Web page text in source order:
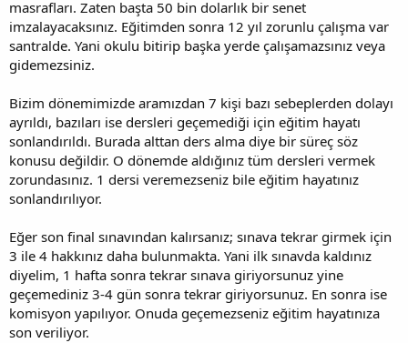
masrafları. Zaten başta 50 bin dolarlık bir senet
imzalayacaksınız. Eğitimden sonra 12 yıl zorunlu çalışma var
santralde. Yani okulu bitirip başka yerde çalışamazsınız veya
gidemezsiniz.
Bizim dönemimizde aramızdan 7 kişi bazı sebeplerden dolayı
ayrıldı, bazıları ise dersleri geçemediği için eğitim hayatı
sonlandırıldı. Burada alttan ders alma diye bir süreç söz
konusu değildir. O dönemde aldığınız tüm dersleri vermek
zorundasınız. 1 dersi veremezseniz bile eğitim hayatınız
sonlandırılıyor.
Eğer son final sınavından kalırsanız; sınava tekrar girmek için
3 ile 4 hakkınız daha bulunmakta. Yani ilk sınavda kaldınız
diyelim, 1 hafta sonra tekrar sınava giriyorsunuz yine
geçemediniz 3-4 gün sonra tekrar giriyorsunuz. En sonra ise
komisyon yapılıyor. Onuda geçemezseniz eğitim hayatınıza
son veriliyor.